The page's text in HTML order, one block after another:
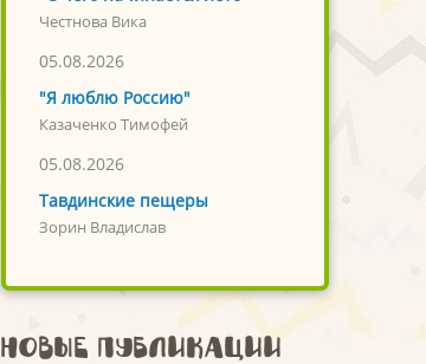
Честнова Вика
05.08.2026
"Я люблю Россию"
Казаченко Тимофей
05.08.2026
Тавдинские пещеры
Зорин Владислав
Новые публикации